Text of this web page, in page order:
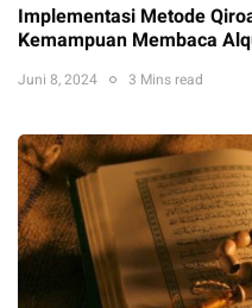
Implementasi Metode
Kemampuan Membaca
Juni 8, 2024 3 Mins read